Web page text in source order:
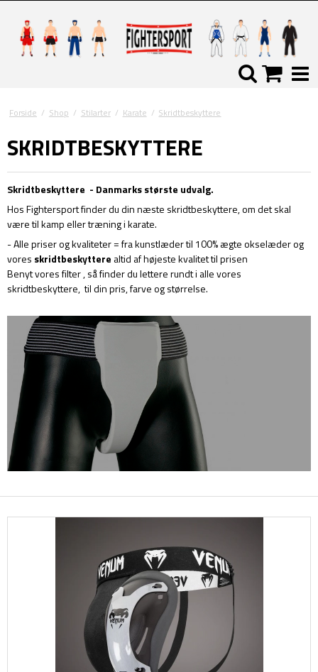
Forside / Shop / Stilarter / Karate / Skridtbeskyttere
SKRIDTBESKYTTERE
Skridtbeskyttere - Danmarks største udvalg.
Hos Fightersport finder du din næste skridtbeskyttere, om det skal
være til kamp eller træning i karate.
- Alle priser og kvaliteter = fra kunstlæder til 100% ægte okselæder og
vores skridtbeskyttere altid af højeste kvalitet til prisen
Benyt vores filter , så finder du lettere rundt i alle vores
skridtbeskyttere, til din pris, farve og størrelse.